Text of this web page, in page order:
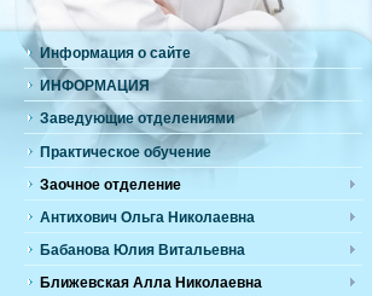
Информация о сайте
ИНФОРМАЦИЯ
Заведующие отделениями
Практическое обучение
Заочное отделение
Антихович Ольга Николаевна
Бабанова Юлия Витальевна
Ближевская Алла Николаевна